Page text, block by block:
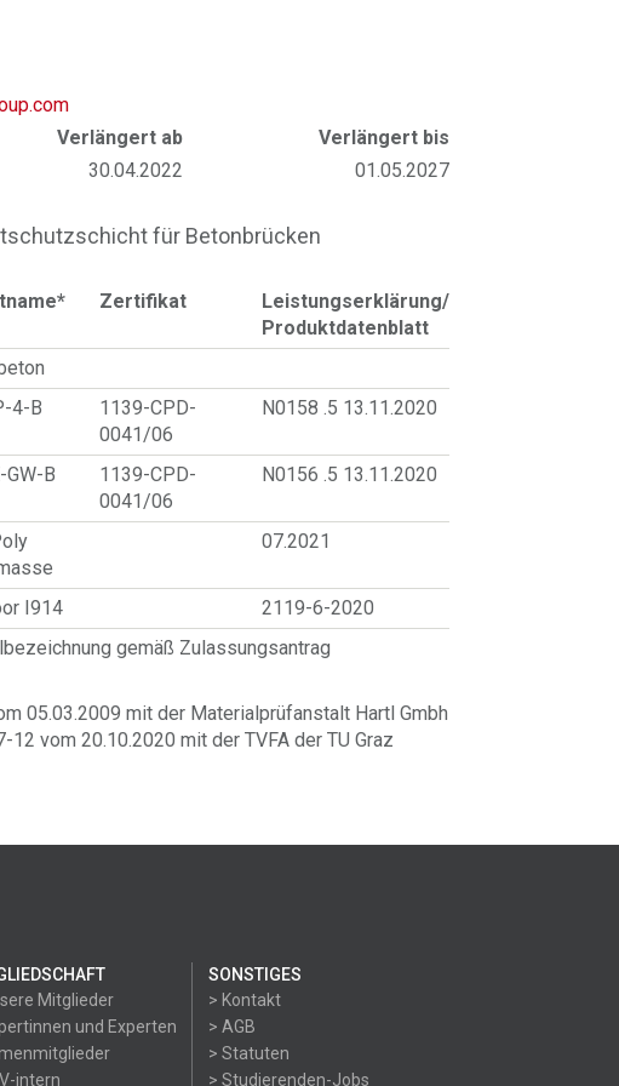
Verlängert ab
Verlängert bis
30.04.2022 01.05.2027
für Betonbrücken
Zertifikat
Leistungserklärung/
Produktdatenblatt
4-B
1139-CPD-
0041/06
N0158 .5 13.11.2020
B
1139-CPD-
0041/06
N0156 .5 13.11.2020
07.2021
I914
2119-6-2020
gemäß Zulassungsantrag
05.03.2009 mit der Materialprüfanstalt Hartl Gmbh
12 vom 20.10.2020 mit der TVFA der TU Graz
Mitglieder
und Experten
intern
SONSTIGES
> Kontakt
> AGB
> Statuten
> Studierenden-Jobs